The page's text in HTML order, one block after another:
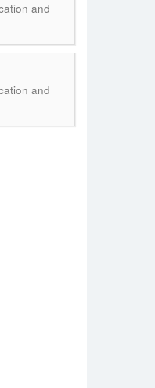
and
and